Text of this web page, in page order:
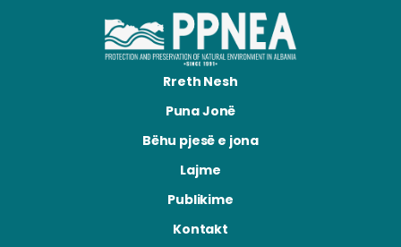
Rreth Nesh
Puna Jonë
Bëhu pjesë e jona
Lajme
Publikime
Kontakt